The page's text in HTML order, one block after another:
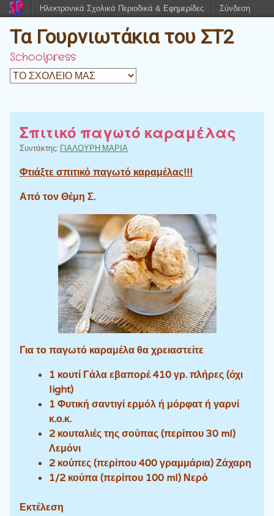
Τα Γουρνιωτάκια του ΣΤ2
Schoolpress
Σπιτικό παγωτό καραμέλας
Συντάκτης: ΓΙΑΛΟΥΡΗ ΜΑΡΙΑ
Φτιάξτε σπιτικό παγωτό καραμέλας!!!
Από τον Θέμη Σ.
Για το παγωτό καραμέλα θα χρειαστείτε
1 κουτί ‏Γάλα εβαπορέ 410 γρ. πλήρες (όχι
light)
1 ‏Φυτική σαντιγί ερμόλ ή μόρφατ ή γαρνί
κ.ο.κ.
2 κουταλιές της σούπας (περίπου 30 ml)
‏Λεμόνι
2 κούπες (περίπου 400 γραμμάρια) ‏Ζάχαρη
1/2 κούπα (περίπου 100 ml) ‏Νερό
Εκτέλεση
Ηλεκτρονικά Σχολικά Περιοδικά & Εφημερίδες Σύνδεση